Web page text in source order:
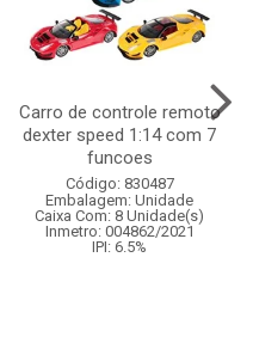
Carro de controle remoto
dexter speed 1:14 com 7
funcoes
Código: 830487
Embalagem: Unidade
Caixa Com: 8 Unidade(s)
Inmetro: 004862/2021
IPI: 6.5%